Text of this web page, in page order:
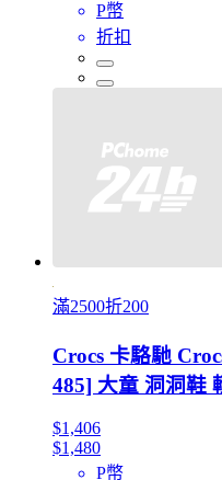
P幣
折扣
滿2500折200
Crocs 卡駱馳
485] 大童 洞洞鞋
$1,406
$1,480
P幣